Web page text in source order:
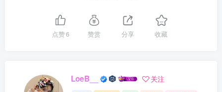
点赞6 赞赏 分享 收藏
LoeB__ 关注